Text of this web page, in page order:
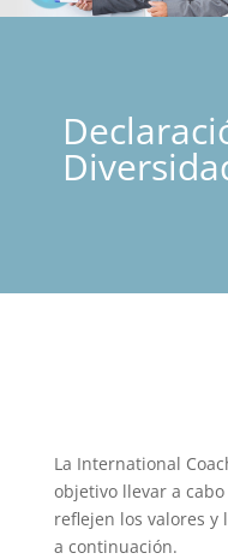
La International
objetivo llevar a
reflejen los valores y
a continuación.